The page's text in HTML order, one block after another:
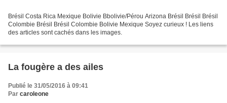
Brésil Costa Rica Mexique Bolivie Bbolivie/Pérou Arizona Brésil Brésil Brésil
Colombie Brésil Brésil Colombie Bolivie Mexique Soyez curieux ! Les liens
des articles sont cachés dans les images.
La fougère a des ailes
Publié le 31/05/2016 à 09:41
Par caroleone